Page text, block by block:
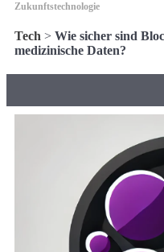
Zukunftstechnologie
Tech > Wie sicher sind
medizinische Daten?